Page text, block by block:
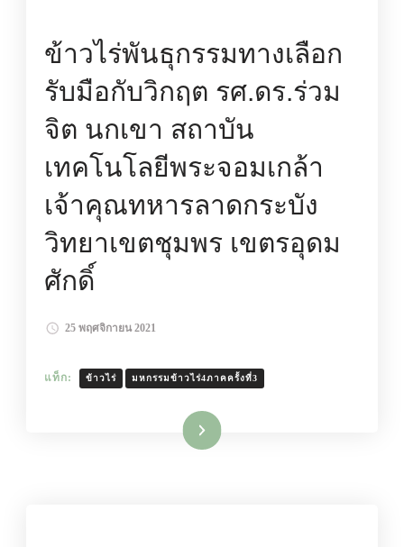
ข้าวไร่พันธุกรรมทางเลือก
รับมือกับวิกฤต รศ.ดร.ร่วม
จิต นกเขา สถาบัน
เทคโนโลยีพระจอมเกล้า
เจ้าคุณทหารลาดกระบัง
วิทยาเขตชุมพร เขตรอุดม
ศักดิ์
25 พฤศจิกายน 2021
แท็ก: ข้าวไร่ มหกรรมข้าวไร่4ภาคครั้งที่3
อ่านเพิ่มเติม